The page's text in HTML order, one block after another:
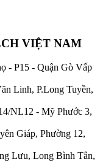
VIỆT NAM
- P15 - Quận Gò Vấp
Linh, P.Long Tuyền,
NL12 - Mỹ Phước 3,
Giáp, Phường 12,
Lưu, Long Bình Tân,